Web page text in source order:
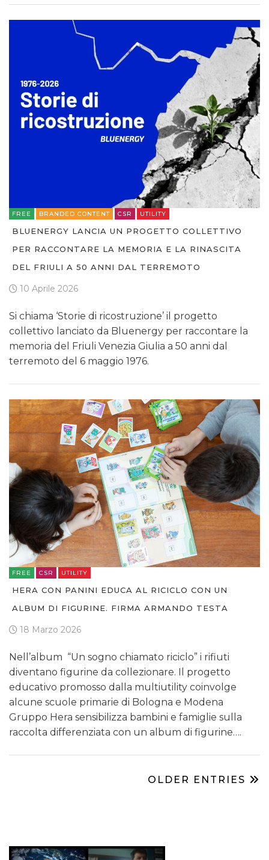
FREE BRANDED CONTENT CSR UTILITY
BLUENERGY LANCIA UN PROGETTO COLLETTIVO
PER RACCONTARE LA MEMORIA E LA RINASCITA
DEL FRIULI A 50 ANNI DAL TERREMOTO
10 Aprile 2026
Si chiama ‘Storie di ricostruzione’ il progetto
collettivo lanciato da Bluenergy per raccontare la
memoria del Friuli Venezia Giulia a 50 anni dal
terremoto del 6 maggio 1976.
FREE CSR UTILITY
HERA CON PANINI EDUCA AL RICICLO CON UN
ALBUM DI FIGURINE. FIRMA ARMANDO TESTA
18 Marzo 2026
Nell’album “Un sogno chiamato riciclo” i rifiuti
diventano figurine da collezionare. Il progetto
educativo promosso dalla multiutility coinvolge
alcune scuole primarie di Bologna e Modena
Gruppo Hera sensibilizza bambini e famiglie sulla
raccolta differenziata con un album di figurine….
OLDER ENTRIES